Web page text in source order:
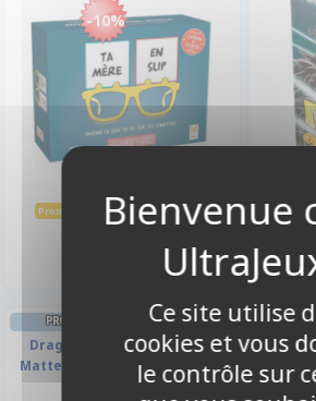
-10%
Promo -10% 22,90 € 20,60 €
Disponible
PROTÈGES CARTES FORMAT JAP
Dragon Shield Sleeves Mini
Matte - Yellow - Jaune - par 60
Alcove
Ce site utilise
cookies et vous
le contrôle sur